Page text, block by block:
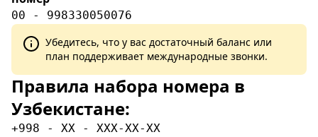
00 - 998330050076
Убедитесь, что у вас достаточный баланс или
план поддерживает международные звонки.
Правила набора номера в
Узбекистане:
+998 - XX - XXX-XX-XX